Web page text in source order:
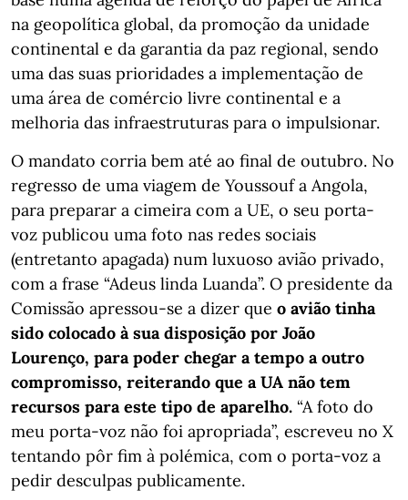
na geopolítica global, da promoção da unidade
continental e da garantia da paz regional, sendo
uma das suas prioridades a implementação de
uma área de comércio livre continental e a
melhoria das infraestruturas para o impulsionar.
O mandato corria bem até ao final de outubro. No
regresso de uma viagem de Youssouf a Angola,
para preparar a cimeira com a UE, o seu porta-
voz publicou uma foto nas redes sociais
(entretanto apagada) num luxuoso avião privado,
com a frase “Adeus linda Luanda”. O presidente da
Comissão apressou-se a dizer que o avião tinha
sido colocado à sua disposição por João
Lourenço, para poder chegar a tempo a outro
compromisso, reiterando que a UA não tem
recursos para este tipo de aparelho. “A foto do
meu porta-voz não foi apropriada”, escreveu no X
tentando pôr fim à polémica, com o porta-voz a
pedir desculpas publicamente.